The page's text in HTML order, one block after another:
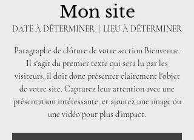
Mon site
DATE À DÉTERMINER
  |
LIEU À DÉTERMINER
Paragraphe de clôture de votre section Bienvenue.
Il s'agit du premier texte qui sera lu par les
visiteurs, il doit donc présenter clairement l'objet
de votre site. Capturez leur attention avec une
présentation intéressante, et ajoutez une image ou
une vidéo pour plus d'impact.